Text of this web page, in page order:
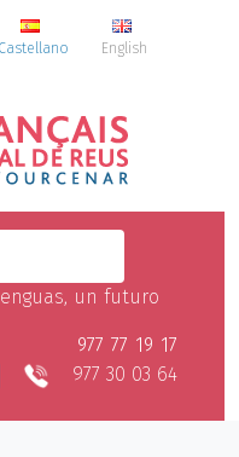
Castellano English
un futuro
977 77 19 17
977 30 03 64